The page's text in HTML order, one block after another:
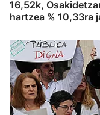
16,52k,
hartzea % 10,33ra